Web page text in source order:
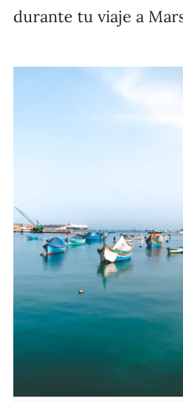
durante tu viaje a